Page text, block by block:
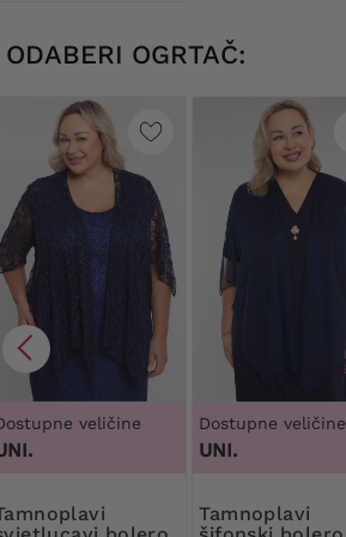
ODABERI OGRTAČ:
veličine Dostupne veličine
UNI.
Tamnoplavi